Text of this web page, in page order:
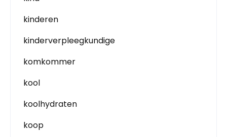
kinderen
kinderverpleegkundige
komkommer
kool
koolhydraten
koop